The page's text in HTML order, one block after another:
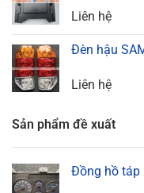
Liên hệ
Đèn hậu
Liên hệ
Sản phẩm đề xuất
Đồng hồ táp